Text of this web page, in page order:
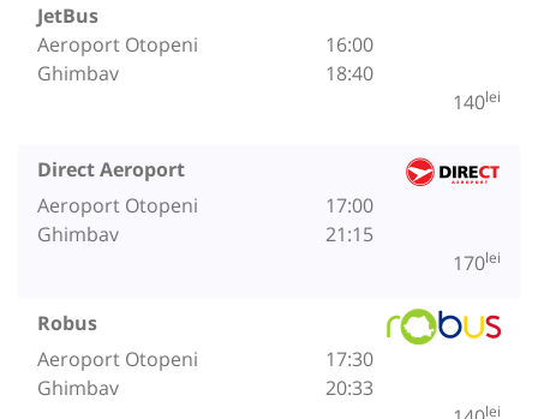
JetBus
Aeroport Otopeni
Ghimbav
16:00
18:40
140lei
Direct Aeroport
Aeroport Otopeni
Ghimbav
17:00
21:15
170lei
Robus
Aeroport Otopeni
Ghimbav
17:30
20:33
lei